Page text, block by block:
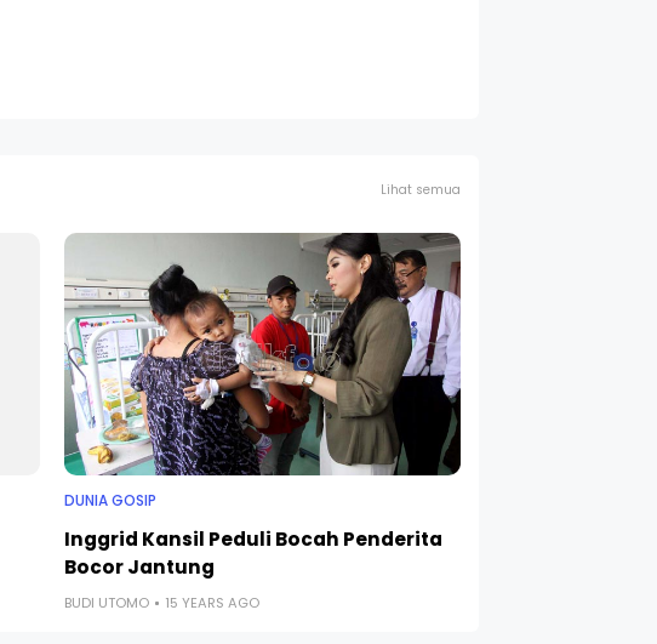
Lihat semua
DUNIA GOSIP
Inggrid Kansil Peduli Bocah Penderita
Bocor Jantung
BUDI UTOMO 15 YEARS AGO